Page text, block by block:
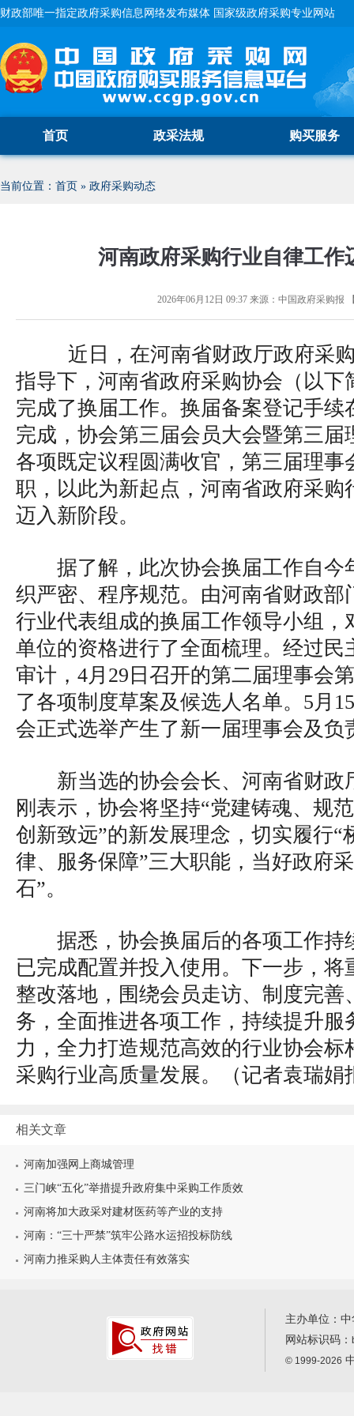
财政部唯一指定政府采购信息网络发布媒体 国家级政府采购专业网站
首页 政采法规 购买服务
当前位置： 首页 » 政府采购动态
河南政府采购行业自律工作
2026年06月12日 09:37来源： 中国政府采购报
近日，在河南省财政厅政府采
指导下，河南省政府采购协会（以下
完成了换届工作。换届备案登记手续
完成，协会第三届会员大会暨第三届
各项既定议程圆满收官，第三届理事
职，以此为新起点，河南省政府采购
迈入新阶段。
据了解，此次协会换届工作自今
织严密、程序规范。由河南省财政部
行业代表组成的换届工作领导小组，
单位的资格进行了全面梳理。经过民
审计，4月29日召开的第二届理事会
了各项制度草案及候选人名单。5月
会正式选举产生了新一届理事会及负
新当选的协会会长、河南省财政
刚表示，协会将坚持“党建铸魂、规
创新致远”的新发展理念，切实履行“
律、服务保障”三大职能，当好政府
石”。
据悉，协会换届后的各项工作持
已完成配置并投入使用。下一步，将
整改落地，围绕会员走访、制度完善
务，全面推进各项工作，持续提升服
力，全力打造规范高效的行业协会标
采购行业高质量发展。（记者袁瑞娟
相关文章
河南加强网上商城管理
三门峡“五化”举措提升政府集中采购工作质效
河南将加大政采对建材医药等产业的支持
河南：“三十严禁”筑牢公路水运招投标防线
河南力推采购人主体责任有效落实
主办单位：
网站标识码：
© 1999-2026